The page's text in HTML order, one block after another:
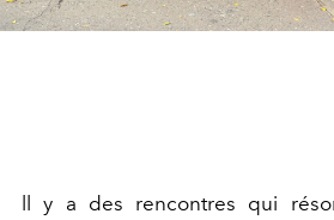
ll y a des rencontres qui